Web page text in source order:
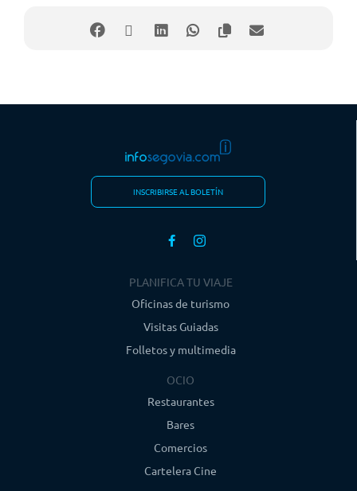
INSCRIBIRSE AL BOLETÍN
PLANIFICA TU VIAJE
Oficinas de turismo
Visitas Guiadas
Folletos y multimedia
OCIO
Restaurantes
Bares
Comercios
Cartelera Cine